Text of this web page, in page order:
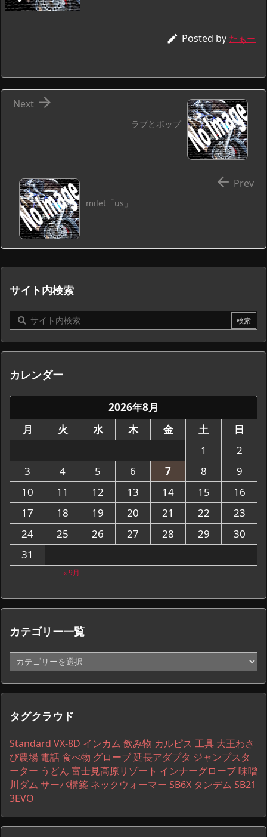
 Posted by たぁー
ラブとポップ

Next
milet「us」
 Prev
サイト内検索
カレンダー
2026年8月
月
火 水 木 金 土
日
1
2
3
4 5 6 7 8
9
10
11 12 13 14 15
16
17
18 19 20 21 22
23
24
25 26 27 28 29
30
31
« 9月
カテゴリー一覧
テ
ゴ
リ
一
タグクラウド
Standard VX-8D インカム 飲み物 カルピス 工具 大王わさ
び農場 電話食べ物 グローブ延長アダプタ ジャンプスタ
ーター うどん 富士見高原リゾート インナーグローブ味噌
川ダム サーバ構築 ネックウォーマー SB6X タンデム SB21
3EVO